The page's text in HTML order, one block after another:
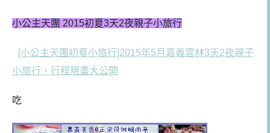
小公主天團 2015初夏3天2夜親子小旅行
[小公主天團初夏小旅行]2015年5月嘉義雲林3天2夜親子
小旅行，行程規畫大公開
吃